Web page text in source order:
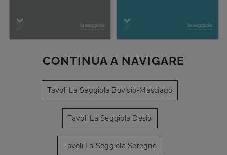
CONTINUA A NAVIGARE
Tavoli La Seggiola Bovisio-Masciago
Tavoli La Seggiola Desio
Tavoli La Seggiola Seregno